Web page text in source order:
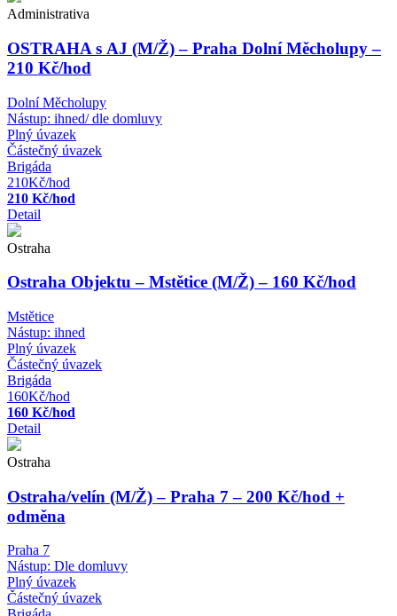
Administrativa
OSTRAHA s AJ (M/Ž) – Praha Dolní Měcholupy –
210 Kč/hod
Dolní Měcholupy
Nástup: ihned/ dle domluvy
Plný úvazek
Částečný úvazek
Brigáda
210Kč/hod
210 Kč/hod
Detail
Ostraha
Ostraha Objektu – Mstětice (M/Ž) – 160 Kč/hod
Mstětice
Nástup: ihned
Plný úvazek
Částečný úvazek
Brigáda
160Kč/hod
160 Kč/hod
Detail
Ostraha
Ostraha/velín (M/Ž) – Praha 7 – 200 Kč/hod +
odměna
Praha 7
Nástup: Dle domluvy
Plný úvazek
Částečný úvazek